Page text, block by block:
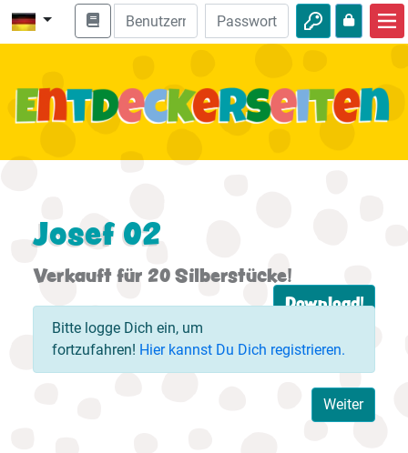
Bibel entdecken
Josef 02
Verkauft für 20 Silberstücke!
Download!
Bitte logge Dich ein, um
fortzufahren! Hier kannst Du Dich registrieren.
Weiter